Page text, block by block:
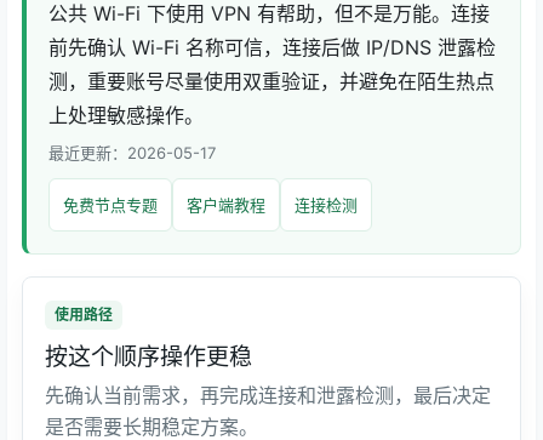
公共 Wi-Fi 下使用 VPN 有帮助，但不是万能。连接
前先确认 Wi-Fi 名称可信，连接后做 IP/DNS 泄露检
测，重要账号尽量使用双重验证，并避免在陌生热点
上处理敏感操作。
最近更新：2026-05-17
免费节点专题 客户端教程 连接检测
使用路径
按这个顺序操作更稳
先确认当前需求，再完成连接和泄露检测，最后决定
是否需要长期稳定方案。